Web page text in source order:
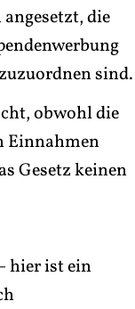
die
sind.
obwohl die
Einnahmen
Gesetz keinen
hier ist ein